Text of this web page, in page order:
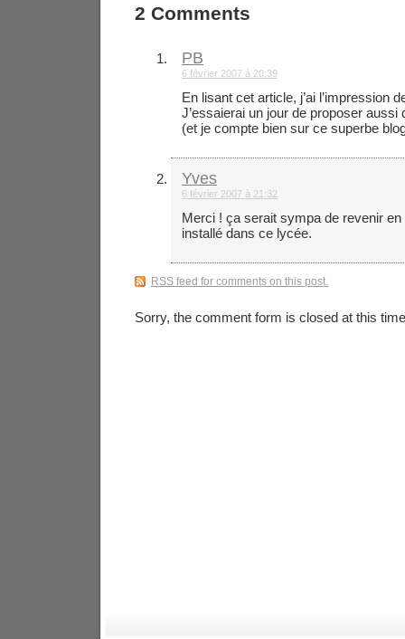
2 Comments
PB
6 février 2007 à 20:39
En lisant cet article, j’ai l’impression
J’essaierai un jour de proposer
(et je compte bien sur ce superbe
Yves
6 février 2007 à 21:32
Merci ! ça serait sympa de revenir
installé dans ce lycée.
RSS feed for comments on this post.
Sorry, the comment form is closed at this